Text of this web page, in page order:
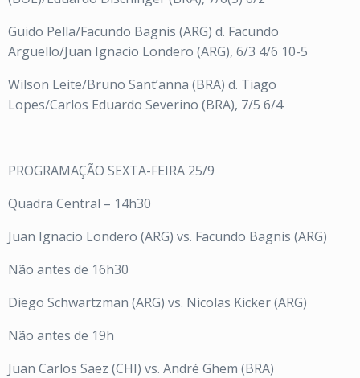
Guido Pella/Facundo Bagnis (ARG) d. Facundo
Arguello/Juan Ignacio Londero (ARG), 6/3 4/6 10-5
Wilson Leite/Bruno Sant’anna (BRA) d. Tiago
Lopes/Carlos Eduardo Severino (BRA), 7/5 6/4
PROGRAMAÇÃO SEXTA-FEIRA 25/9
Quadra Central – 14h30
Juan Ignacio Londero (ARG) vs. Facundo Bagnis (ARG)
Não antes de 16h30
Diego Schwartzman (ARG) vs. Nicolas Kicker (ARG)
Não antes de 19h
Juan Carlos Saez (CHI) vs. André Ghem (BRA)